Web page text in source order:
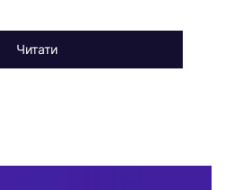
Читати